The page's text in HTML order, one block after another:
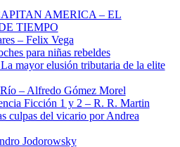
AMERICA – EL
TIEMPO
– Felix Vega
para niñas rebeldes
mayor elusión tributaria de la elite
– Alfredo Gómez Morel
Ficción 1 y 2 – R. R. Martin
culpas del vicario por Andrea
Jodorowsky